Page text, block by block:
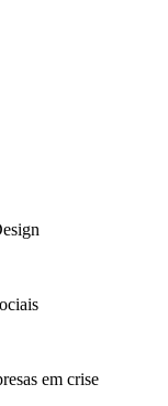
em crise